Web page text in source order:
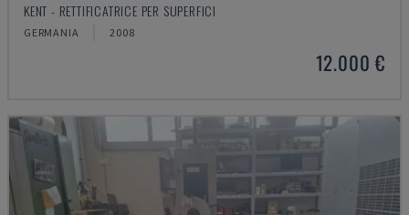
KENT - RETTIFICATRICE PER SUPERFICI
GERMANIA 2008
12.000 €